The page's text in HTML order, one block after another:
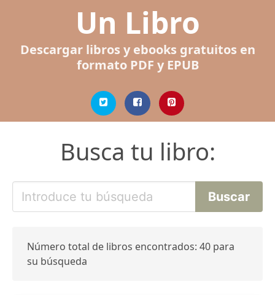
Un Libro
Descargar libros y ebooks gratuitos en
formato PDF y EPUB
Busca tu libro:
Número total de libros encontrados: 40 para
su búsqueda